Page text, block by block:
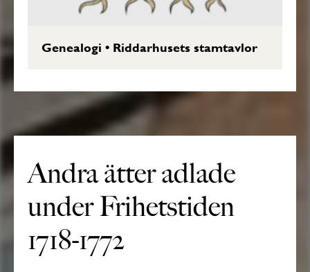
Genealogi • Riddarhusets stamtavlor
Andra ätter adlade
under Frihetstiden
1718-1772